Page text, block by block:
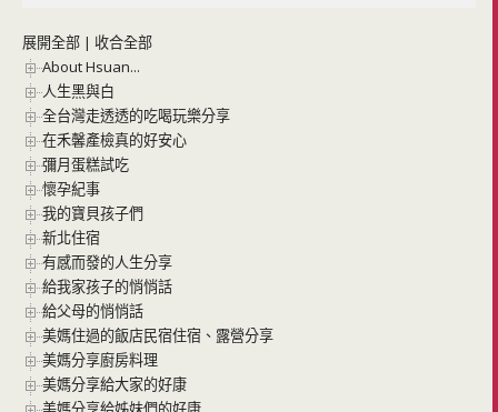
展開全部 | 收合全部
About Hsuan...
人生黑與白
全台灣走透透的吃喝玩樂分享
在禾馨產檢真的好安心
彌月蛋糕試吃
懷孕紀事
我的寶貝孩子們
新北住宿
有感而發的人生分享
給我家孩子的悄悄話
給父母的悄悄話
美媽住過的飯店民宿住宿、露營分享
美媽分享廚房料理
美媽分享給大家的好康